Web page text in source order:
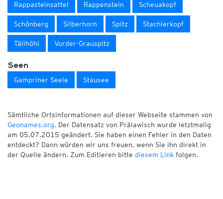
Rappasteinsattel Rappenstein Scheuakopf
Schönberg Silberhorn Spitz Stachlerkopf
Tälihöhi Vorder-Grauspitz
Seen
Gampriner Seele Stausee
Sämtliche Ortsinformationen auf dieser Webseite stammen von
Geonames.org. Der Datensatz von Prälawisch wurde letztmalig
am 05.07.2015 geändert. Sie haben einen Fehler in den Daten
entdeckt? Dann würden wir uns freuen, wenn Sie ihn direkt in
der Quelle ändern. Zum Editieren bitte diesem Link folgen.